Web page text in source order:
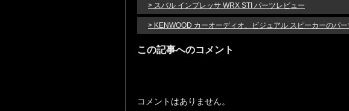
> スバル インプレッサ WRX STI パーツレビュー
> KENWOOD カーオーディオ、ビジュアル スピーカーのパ
この記事へのコメント
コメントはありません。